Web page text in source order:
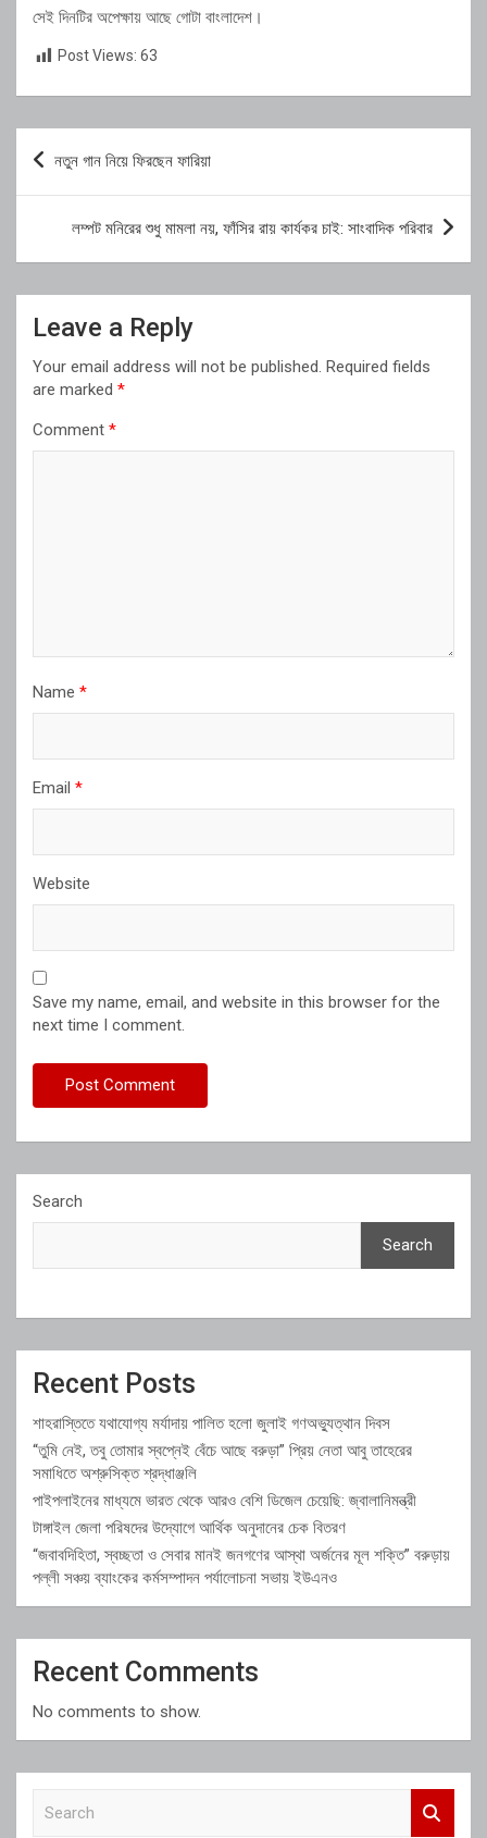
সেই দিনটির অপেক্ষায় আছে গোটা বাংলাদেশ।
Post Views: 63
Post
navigation
নতুন গান নিয়ে ফিরছেন ফারিয়া
লম্পট মনিরের শুধু মামলা নয়, ফাঁসির রায় কার্যকর চাই: সাংবাদিক পরিবার
Leave a Reply
Your email address will not be published. Required fields
are marked *
Comment *
Name *
Email *
Website
Save my name, email, and website in this browser for the
next time I comment.
Search
Search
Recent Posts
শাহরাস্তিতে যথাযোগ্য মর্যাদায় পালিত হলো জুলাই গণঅভ্যুত্থান দিবস
“তুমি নেই, তবু তোমার স্বপ্নেই বেঁচে আছে বরুড়া” প্রিয় নেতা আবু তাহেরের
সমাধিতে অশ্রুসিক্ত শ্রদ্ধাঞ্জলি
পাইপলাইনের মাধ্যমে ভারত থেকে আরও বেশি ডিজেল চেয়েছি: জ্বালানিমন্ত্রী
টাঙ্গাইল জেলা পরিষদের উদ্যোগে আর্থিক অনুদানের চেক বিতরণ
“জবাবদিহিতা, স্বচ্ছতা ও সেবার মানই জনগণের আস্থা অর্জনের মূল শক্তি” বরুড়ায়
পল্লী সঞ্চয় ব্যাংকের কর্মসম্পাদন পর্যালোচনা সভায় ইউএনও
Recent Comments
No comments to show.